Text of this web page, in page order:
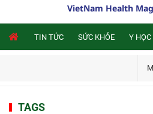
VietNam Health
TIN TỨC SỨC KHỎE Y HỌC
TAGS